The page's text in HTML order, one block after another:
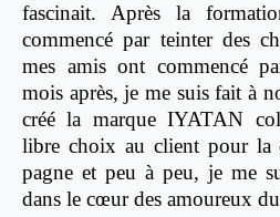
fascinait. Après la
commencé par teinter des
mes amis ont commencé
mois après, je me suis fait à
créé la marque IYATAN
libre choix au client pour la
pagne et peu à peu, je me
dans le cœur des amoureux